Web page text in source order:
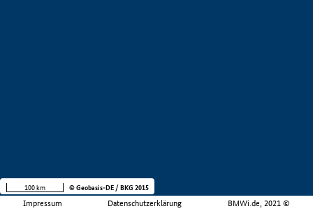
Impressum Datenschutzerklärung BMWi.de, 2021 ©
100 km © Geobasis-DE / BKG 2015